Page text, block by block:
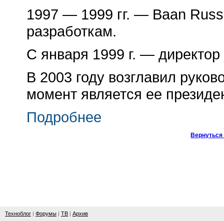
1997 — 1999 гг. — Baan
разработкам.
С января 1999 г. —
В 2003 году возглавил
момент является ее
Подробнее
Техноблог | Форумы | ТВ | Архив